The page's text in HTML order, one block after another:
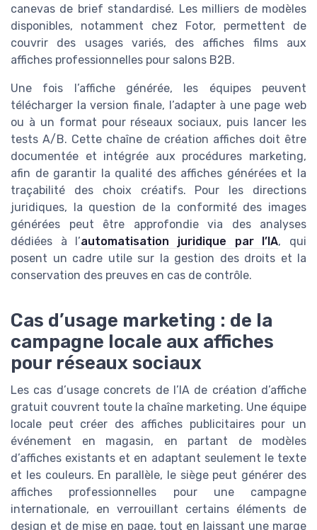
canevas de brief standardisé. Les milliers de modèles
disponibles, notamment chez Fotor, permettent de
couvrir des usages variés, des affiches films aux
affiches professionnelles pour salons B2B.
Une fois l’affiche générée, les équipes peuvent
télécharger la version finale, l’adapter à une page web
ou à un format pour réseaux sociaux, puis lancer les
tests A/B. Cette chaîne de création affiches doit être
documentée et intégrée aux procédures marketing,
afin de garantir la qualité des affiches générées et la
traçabilité des choix créatifs. Pour les directions
juridiques, la question de la conformité des images
générées peut être approfondie via des analyses
dédiées à l’automatisation juridique par l’IA, qui
posent un cadre utile sur la gestion des droits et la
conservation des preuves en cas de contrôle.
Cas d’usage marketing : de la
campagne locale aux affiches
pour réseaux sociaux
Les cas d’usage concrets de l’IA de création d’affiche
gratuit couvrent toute la chaîne marketing. Une équipe
locale peut créer des affiches publicitaires pour un
événement en magasin, en partant de modèles
d’affiches existants et en adaptant seulement le texte
et les couleurs. En parallèle, le siège peut générer des
affiches professionnelles pour une campagne
internationale, en verrouillant certains éléments de
design et de mise en page, tout en laissant une marge